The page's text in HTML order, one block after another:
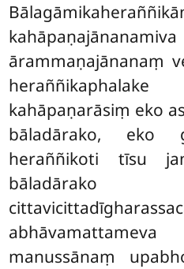
ārammaṇajānanaṃ
kahāpaṇarāsiṃ eko
bāladārako, eko
heraññikoti tīsu
bāladārako
manussānaṃ